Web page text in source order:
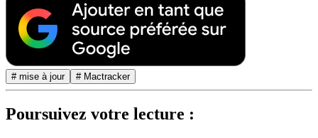
# mise à jour # Mactracker
Poursuivez votre lecture :